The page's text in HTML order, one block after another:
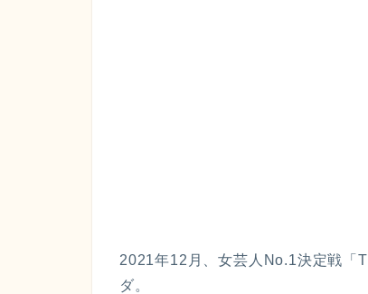
2021年12月、女芸人No.1決定戦「
ダ。